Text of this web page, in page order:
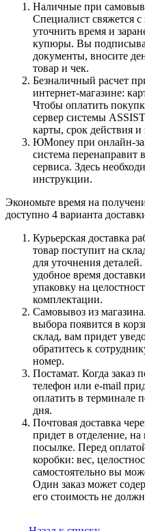
Наличные при
Специалист свяжется
уточнить время и
купюры. Вы
документы, вносите
товар и чек.
Безналичный расчет
интернет-магазине:
Чтобы оплатить
сервер системы
карты, срок действия и
ЮMoney при онлайн-
система перенаправит
сервиса. Здесь
инструкции.
Экономьте время на
доступно 4 варианта
Курьерская доставка
товар поступит на
для уточнения
удобное время
упаковку на
комплектации.
Самовывоз из
выбора появится в
склад, вам придет
обратитесь к
номер.
Постамат. Когда заказ
телефон или e-mail
оплатить в терминале
дня.
Почтовая доставка
придет в отделение,
посылке. Перед
коробки: вес,
самостоятельно вы
Один заказ может
его стоимость не